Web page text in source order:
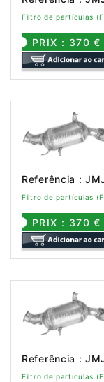
Filtro de partículas
PRIX : 370 €
Referência :
Filtro de partículas
PRIX : 370 €
Referência :
Filtro de partículas